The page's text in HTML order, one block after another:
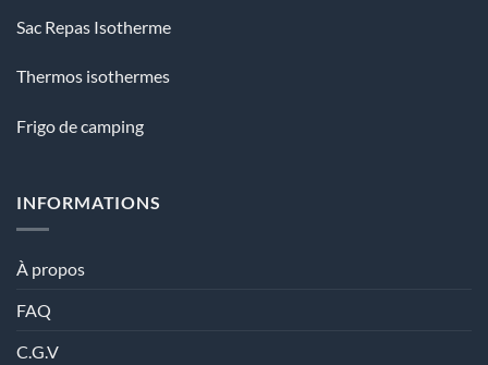
Sac Repas Isotherme
Thermos isothermes
Frigo de camping
INFORMATIONS
À propos
FAQ
C.G.V